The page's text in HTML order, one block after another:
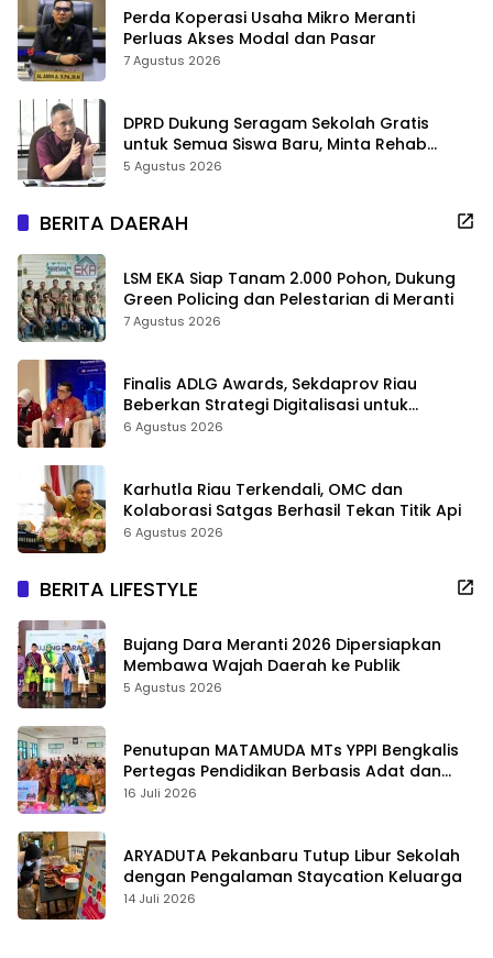
Perda Koperasi Usaha Mikro Meranti
Perluas Akses Modal dan Pasar
7 Agustus 2026
DPRD Dukung Seragam Sekolah Gratis
untuk Semua Siswa Baru, Minta Rehab
Sekolah Jangan Dikurangi
5 Agustus 2026
BERITA DAERAH
LSM EKA Siap Tanam 2.000 Pohon, Dukung
Green Policing dan Pelestarian di Meranti
7 Agustus 2026
Finalis ADLG Awards, Sekdaprov Riau
Beberkan Strategi Digitalisasi untuk
Tingkatkan Layanan Publik
6 Agustus 2026
Karhutla Riau Terkendali, OMC dan
Kolaborasi Satgas Berhasil Tekan Titik Api
6 Agustus 2026
BERITA LIFESTYLE
Bujang Dara Meranti 2026 Dipersiapkan
Membawa Wajah Daerah ke Publik
5 Agustus 2026
Penutupan MATAMUDA MTs YPPI Bengkalis
Pertegas Pendidikan Berbasis Adat dan
Karakter
16 Juli 2026
ARYADUTA Pekanbaru Tutup Libur Sekolah
dengan Pengalaman Staycation Keluarga
14 Juli 2026